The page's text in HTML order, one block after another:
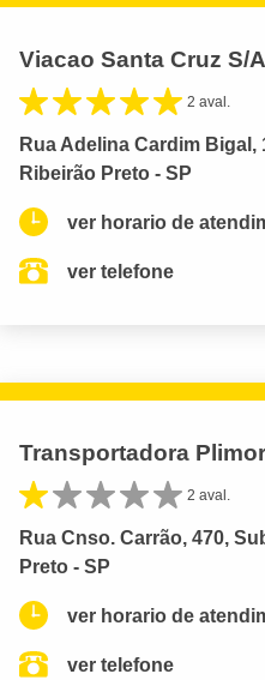
Viacao Santa Cruz S/A
2 aval.
Rua Adelina Cardim Bigal,
Ribeirão Preto - SP
ver horario de
ver telefone
Transportadora Plimor
2 aval.
Rua Cnso. Carrão, 470,
Preto - SP
ver horario de
ver telefone